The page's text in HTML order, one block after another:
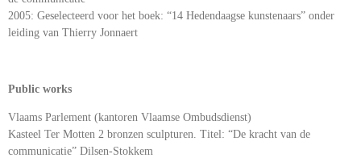
2005: Geselecteerd voor het boek: “14 Hedendaagse kunstenaars” onder
leiding van Thierry Jonnaert
Public works
Vlaams Parlement (kantoren Vlaamse Ombudsdienst)
Kasteel Ter Motten 2 bronzen sculpturen. Titel: “De kracht van de
communicatie” Dilsen-Stokkem